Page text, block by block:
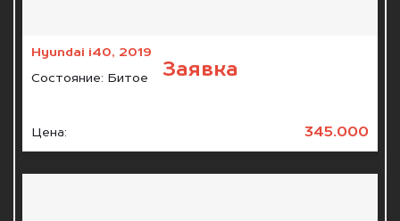
Hyundai i40, 2019
Состояние: Битое
Цена: 345.000
Заявка
Звоните нам по телефону +996 (505) 01-88-11
или обращаетесь через форму.